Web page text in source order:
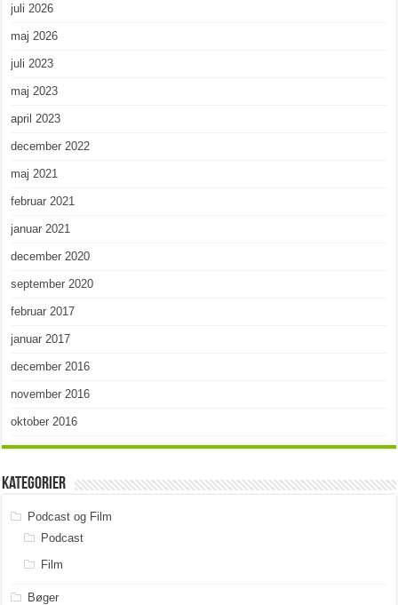
juli 2026
maj 2026
juli 2023
maj 2023
april 2023
december 2022
maj 2021
februar 2021
januar 2021
december 2020
september 2020
februar 2017
januar 2017
december 2016
november 2016
oktober 2016
Kategorier
Podcast og Film
Podcast
Film
Bøger